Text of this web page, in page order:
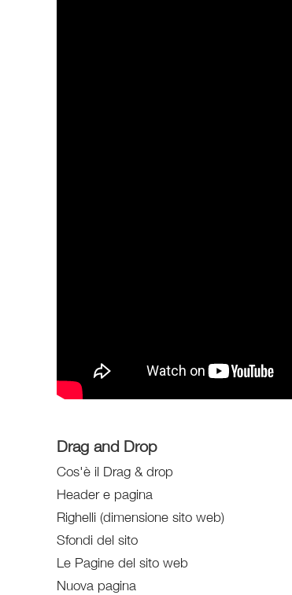
Drag and Drop
Cos'è il Drag & drop
Header e pagina
Righelli (dimensione sito web)
Sfondi del sito
Le Pagine del sito web
Nuova pagina